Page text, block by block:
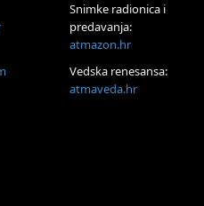
radionica sistemskih
koji mijenja tijelo, duh i um
i zajedništva
Snimke radionica i
predavanja:
atmazon.hr
Vedska renesansa:
atmaveda.hr